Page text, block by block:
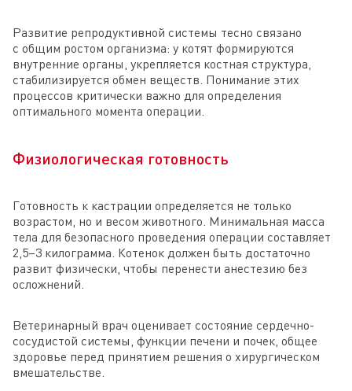
Развитие репродуктивной системы тесно связано
с общим ростом организма: у котят формируются
внутренние органы, укрепляется костная структура,
стабилизируется обмен веществ. Понимание этих
процессов критически важно для определения
оптимального момента операции.
Физиологическая готовность
Готовность к кастрации определяется не только
возрастом, но и весом животного. Минимальная масса
тела для безопасного проведения операции составляет
2,5–3 килограмма. Котенок должен быть достаточно
развит физически, чтобы перенести анестезию без
осложнений.
Ветеринарный врач оценивает состояние сердечно-
сосудистой системы, функции печени и почек, общее
здоровье перед принятием решения о хирургическом
вмешательстве.